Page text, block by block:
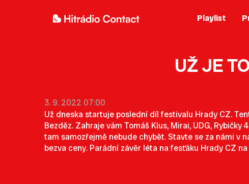
Playlist
UŽ JE
3. 9. 2022 07:00
Už dneska startuje poslední díl festivalu Hrady CZ.
Bezděz. Zahraje vám Tomáš Klus, Mirai, UDG, Rybičky
tam samozřejmě nebude chybět. Stavte se za námi v
bezva ceny. Parádní závěr léta na fesťáku Hrady CZ